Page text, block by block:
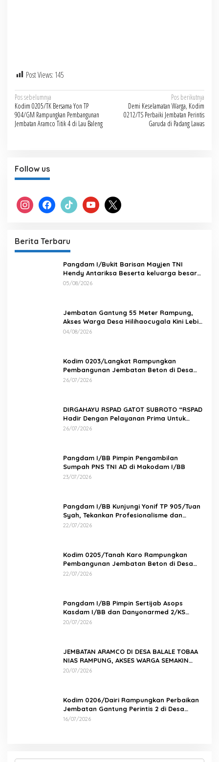
Post Views: 145
Navigasi
pos
Pos sebelumnya
Kodim 0205/TK Bersama Yon TP
904/GM Rampungkan Pembangunan
Jembatan Aramco Titik 4 di Lau Baleng
Pos berikutnya
Demi Keselamatan Warga, Kodim
0212/TS Perbaiki Jembatan Perintis
Garuda di Padang Lawas
Follow us
instagram facebook tiktok youtube x
Berita Terbaru
Pangdam I/Bukit Barisan Mayjen TNI
Hendy Antariksa Beserta keluarga besar
Kodam I/BB Mengucapkan : Selamat Ulang
05/08/2026
Jembatan Gantung 55 Meter Rampung,
Akses Warga Desa Hilihaocugala Kini Lebih
Aman
04/08/2026
Kodim 0203/Langkat Rampungkan
Pembangunan Jembatan Beton di Desa
Paluh Manis
26/07/2026
DIRGAHAYU RSPAD GATOT SUBROTO “RSPAD
Hadir Dengan Pelayanan Prima Untuk
Indonesia Maju” 26 JULI 1950 – 26 JULI 2026
26/07/2026
Pangdam I/BB Pimpin Pengambilan
Sumpah PNS TNI AD di Makodam I/BB
23/07/2026
Pangdam I/BB Kunjungi Yonif TP 905/Tuan
Syah, Tekankan Profesionalisme dan
Kesiapan Prajurit
22/07/2026
Kodim 0205/Tanah Karo Rampungkan
Pembangunan Jembatan Beton di Desa
Pernantin
22/07/2026
Pangdam I/BB Pimpin Sertijab Asops
Kasdam I/BB dan Danyonarmed 2/KS
serta Tradisi Korps
20/07/2026
JEMBATAN ARAMCO DI DESA BALALE TOBAA
NIAS RAMPUNG, AKSES WARGA SEMAKIN
MUDAH
20/07/2026
Kodim 0206/Dairi Rampungkan Perbaikan
Jembatan Gantung Perintis 2 di Desa
Mbinalun, Pakpak Bharat
16/07/2026